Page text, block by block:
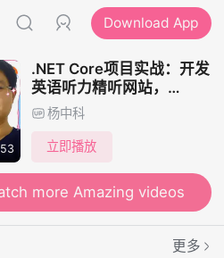
Download App
.NET Core项目实战：开发
英语听力精听网站，
DDD、微服务、前后端分
离、领域驱动设计
杨中科
立即播放
more Amazing videos
更多